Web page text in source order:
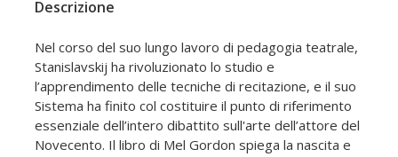
Descrizione
Nel corso del suo lungo lavoro di pedagogia teatrale,
Stanislavskij ha rivoluzionato lo studio e
l’apprendimento delle tecniche di recitazione, e il suo
Sistema ha finito col costituire il punto di riferimento
essenziale dell’intero dibattito sull'arte dell’attore del
Novecento. Il libro di Mel Gordon spiega la nascita e